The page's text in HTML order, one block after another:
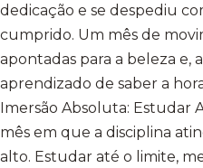
dedicação e se despediu
cumprido. Um mês de
apontadas para a beleza e,
aprendizado de saber a
Imersão Absoluta: Estudar
mês em que a disciplina
alto. Estudar até o limite,